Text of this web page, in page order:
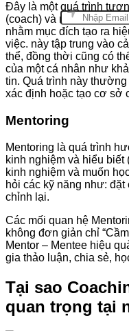
Đây là một quá trình
(coach) và một người
nhằm mục đích tạo ra
việc. này tập trung vào
thể, đồng thời cũng có
của một cá nhân như
tin. Quá trình này
xác định hoặc tạo cơ sở
Mentoring
Mentoring là quá trình
kinh nghiệm và hiểu
kinh nghiệm và muốn
hỏi các kỹ năng như:
chỉnh lại.
Các mối quan hệ
không đơn giản chỉ
Mentor – Mentee hiệu
gia thảo luận, chia sẻ,
Tại sao
quan trọng tại